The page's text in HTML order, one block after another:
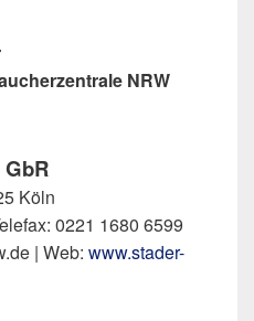
NRW
Köln
0221 1680 6599
| Web: www.stader-